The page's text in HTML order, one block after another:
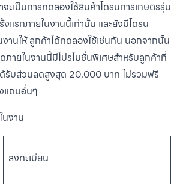
จะเป็นการทดลองใช้สินค้าโดรนการเกษตรรุ่น
แรกภายในงานนี้เท่านั้น และยังมีโดรน
านให้ ลูกค้าได้ทดลองใช้เช่นกัน นอกจากนั้น
ภายในงานนี้มีโปรโมชั่นพิเศษสำหรับลูกค้าที่
รับส่วนลดสูงสุด 20,000 บาท ไม่รวมฟรี
แถมอื่นๆ
นงาน
ลงทะเบียน